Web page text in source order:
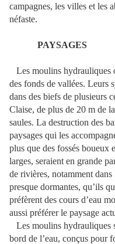
campagnes, les villes et les
néfaste.
PAYSAGES
Les moulins hydrauliques
des fonds de vallées. Leurs
dans des biefs de plusieurs
Claise, de plus de 20 m de
saules. La destruction des
paysages qui les
plus que des fossés boueux
larges, seraient en grande
de rivières, notamment
presque dormantes, qu’ils
préfèrent des cours d’eau
aussi préférer le paysage
Les moulins hydrauliques
bord de l’eau, conçus pour